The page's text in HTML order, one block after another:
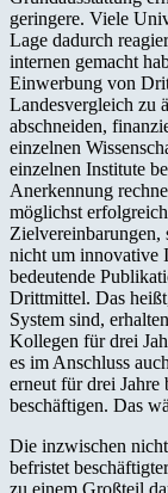
geringere. Viele
Lage dadurch
internen gemacht
Einwerbung von
Landesvergleich zu
abschneiden,
einzelnen
einzelnen Institute
Anerkennung
möglichst
Zielvereinbarungen,
nicht um innovative
bedeutende
Drittmittel. Das
System sind,
Kollegen für drei
es im Anschluss
erneut für drei Jahre
beschäftigen. Das
Die inzwischen
befristet
zu einem Großteil